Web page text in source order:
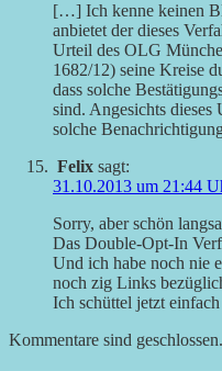
[…] Ich kenne keinen
anbietet der dieses
Urteil des OLG
1682/12) seine Kreise
dass solche
sind. Angesichts
solche
Felix sagt:
31.10.2013 um 21:44
Sorry, aber schön
Das Double-Opt-In
Und ich habe noch nie
noch zig Links
Ich schüttel jetzt
Kommentare sind geschlossen.